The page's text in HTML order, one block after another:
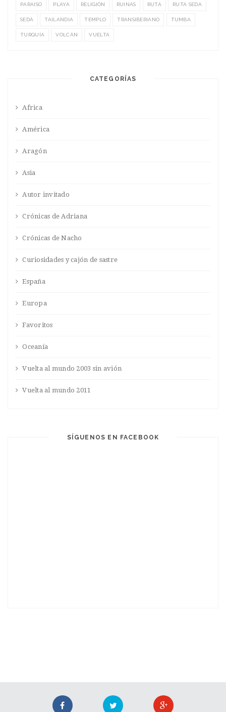
PARAISO PLAYA RELIGIÓN RUINAS RUTA RUTA SEDA
SEDA TAILANDIA TEMPLO TRANSIBERIANO TUMBA
TURQUÍA VOLCÁN VUELTA
CATEGORÍAS
Africa
América
Aragón
Asia
Autor invitado
Crónicas de Adriana
Crónicas de Nacho
Curiosidades y cajón de sastre
España
Europa
Favoritos
Oceanía
Vuelta al mundo 2003 sin avión
Vuelta al mundo 2011
SÍGUENOS EN FACEBOOK